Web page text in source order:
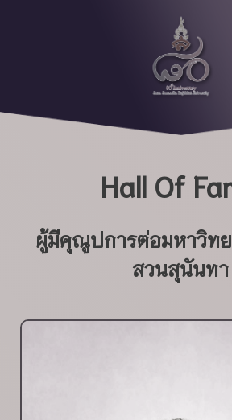
Hall Of
ผู้มีคุณูปการต่อมหาวิท
สวนสุนันทา